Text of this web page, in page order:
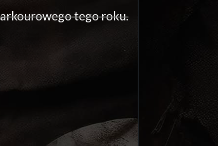
tego roku.